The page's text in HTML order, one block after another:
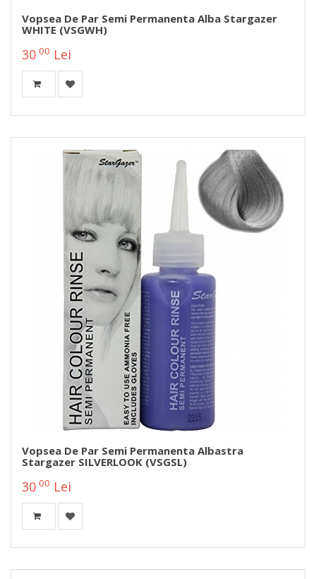
Vopsea De Par Semi Permanenta Alba Stargazer
WHITE (VSGWH)
30 00 Lei
Vopsea De Par Semi Permanenta Albastra
Stargazer SILVERLOOK (VSGSL)
30 00 Lei